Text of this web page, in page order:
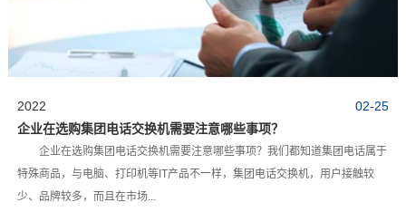
02-25
2022
企业在选购集团电话交换机需要注意哪些事项？
企业在选购集团电话交换机需要注意哪些事项？我们都知道集团电话属于
特殊商品，与电脑、打印机等IT产品不一样，集团电话交换机，用户接触较
少、品牌较多，而且在市场...